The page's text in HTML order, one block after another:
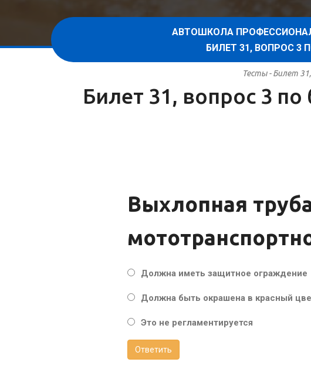
АВТОШКОЛА
БИЛЕТ 31, ВОПРОС
Тесты - Билет
Билет 31, вопрос 3
Выхлопная
Должна иметь защитное ограждение
Должна быть окрашена в красный
Это не регламентируется
Ответить